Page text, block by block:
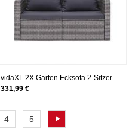
vidaXL 2X Garten Ecksofa 2-Sitzer
Gartensofa Lounge Sofa Sessel
Gartengarnitur Poly Rattan Grau
331,99 €
4 5